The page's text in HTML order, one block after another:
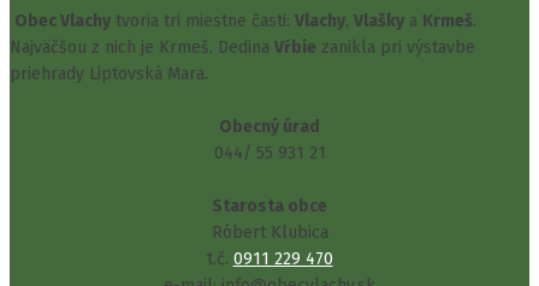
Obec Vlachy tvoria tri miestne časti: Vlachy, Vlašky a Krmeš.
Najväčšou z nich je Krmeš. Dedina Vŕbie zanikla pri výstavbe
priehrady Liptovská Mara.
Obecný úrad
044/ 55 931 21
Starosta obce
Róbert Klubica
t.č. 0911 229 470